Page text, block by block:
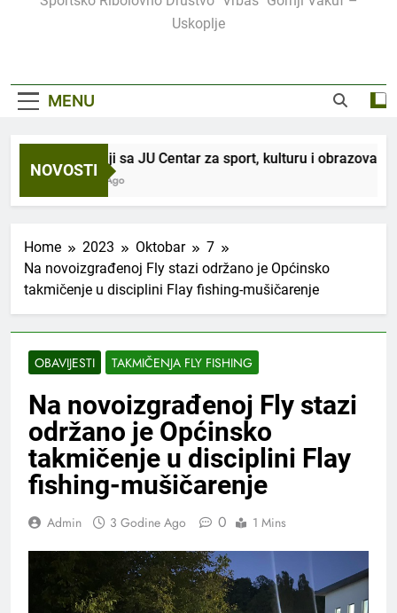
Uskoplje
MENU
NOVOSTI
U saradnji sa JU Centar za sport, kulturu i obrazovanje,
3 Sedmice Ago
Home 2023 Oktobar
7
Na novoizgrađenoj Fly stazi održano je Općinsko
takmičenje u disciplini Flay fishing-mušičarenje
OBAVIJESTI TAKMIČENJA FLY FISHING
Na novoizgrađenoj Fly stazi
održano je Općinsko
takmičenje u disciplini Flay
fishing-mušičarenje
Admin 3 Godine Ago 0 1 Mins